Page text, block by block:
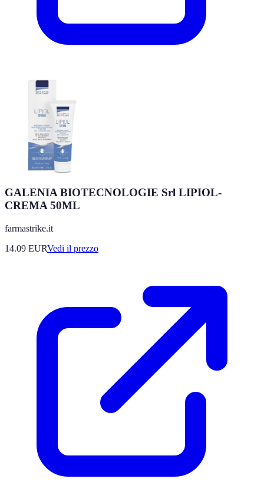
GALENIA BIOTECNOLOGIE Srl LIPIOL-
CREMA 50ML
farmastrike.it
14.09 EURVedi il prezzo